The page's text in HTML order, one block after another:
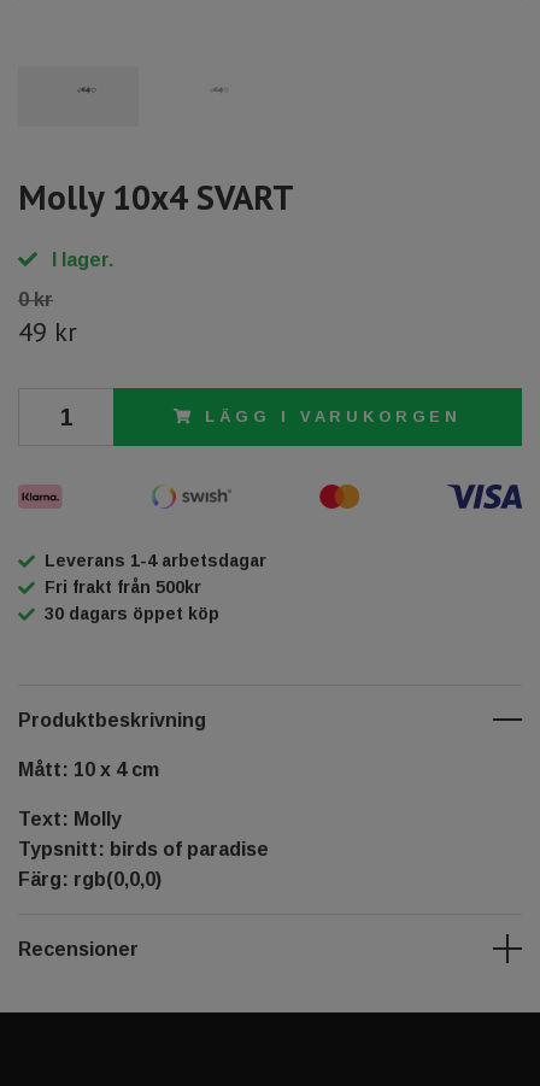
Molly 10x4 SVART
I lager.
0 kr
49 kr
LÄGG I VARUKORGEN
Leverans 1-4 arbetsdagar
Fri frakt från 500kr
30 dagars öppet köp
Produktbeskrivning
Mått: 10 x 4 cm
Text: Molly
Typsnitt: birds of paradise
Färg: rgb(0,0,0)
Recensioner